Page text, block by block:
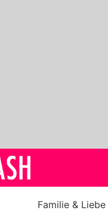
Familie & Liebe